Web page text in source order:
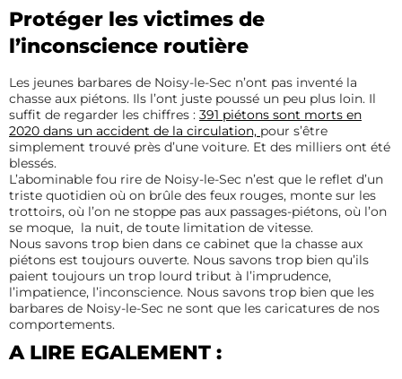
Protéger les victimes de
l’inconscience routière
Les jeunes barbares de Noisy-le-Sec n’ont pas inventé la
chasse aux piétons. Ils l’ont juste poussé un peu plus loin. Il
suffit de regarder les chiffres : 391 piétons sont morts en
2020 dans un accident de la circulation, pour s’être
simplement trouvé près d’une voiture. Et des milliers ont été
blessés.
L’abominable fou rire de Noisy-le-Sec n’est que le reflet d’un
triste quotidien où on brûle des feux rouges, monte sur les
trottoirs, où l’on ne stoppe pas aux passages-piétons, où l’on
se moque, la nuit, de toute limitation de vitesse.
Nous savons trop bien dans ce cabinet que la chasse aux
piétons est toujours ouverte. Nous savons trop bien qu’ils
paient toujours un trop lourd tribut à l’imprudence,
l’impatience, l’inconscience. Nous savons trop bien que les
barbares de Noisy-le-Sec ne sont que les caricatures de nos
comportements.
A LIRE EGALEMENT :